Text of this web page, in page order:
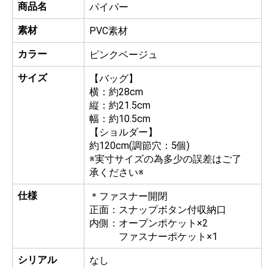
商品名
パイパー
素材
PVC素材
カラー
ピンクベージュ
サイズ
【バッグ】
横：約28cm
縦：約21.5cm
幅：約10.5cm
【ショルダー】
約120cm(調節穴：5個)
※実寸サイズの為多少の誤差はご了
承ください※
仕様
＊ファスナー開閉
正面：スナップボタン付収納口
内側：オープンポケット×2
ファスナーポケット×1
シリアル
なし